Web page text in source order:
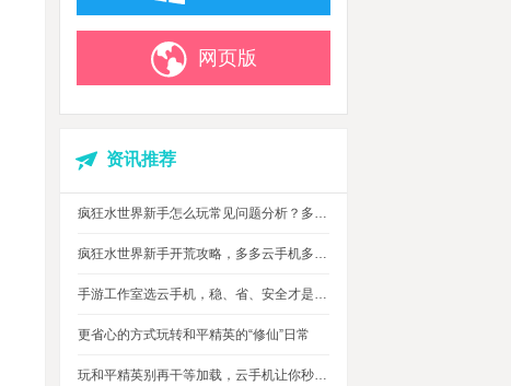
网页版
资讯推荐
疯狂水世界新手怎么玩常见问题分析？多多云手机多开托管挂机升级打怪
疯狂水世界新手开荒攻略，多多云手机多开托管，自动搞定海量重复日常快速升级
手游工作室选云手机，稳、省、安全才是实在考量
更省心的方式玩转和平精英的“修仙”日常
玩和平精英别再干等加载，云手机让你秒玩游戏进战场